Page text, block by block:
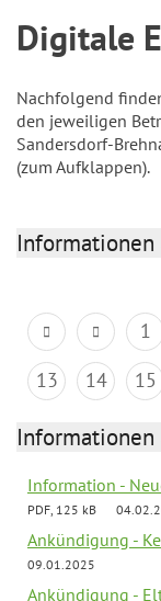
Digitale
Nachfolgend
den jeweiligen
Sandersdorf-
(zum Aufklappen).
1
13
14 15
Informationen
Information -
PDF, 125 kB
Ankündigung -
09.01.2025
Ankündigung -